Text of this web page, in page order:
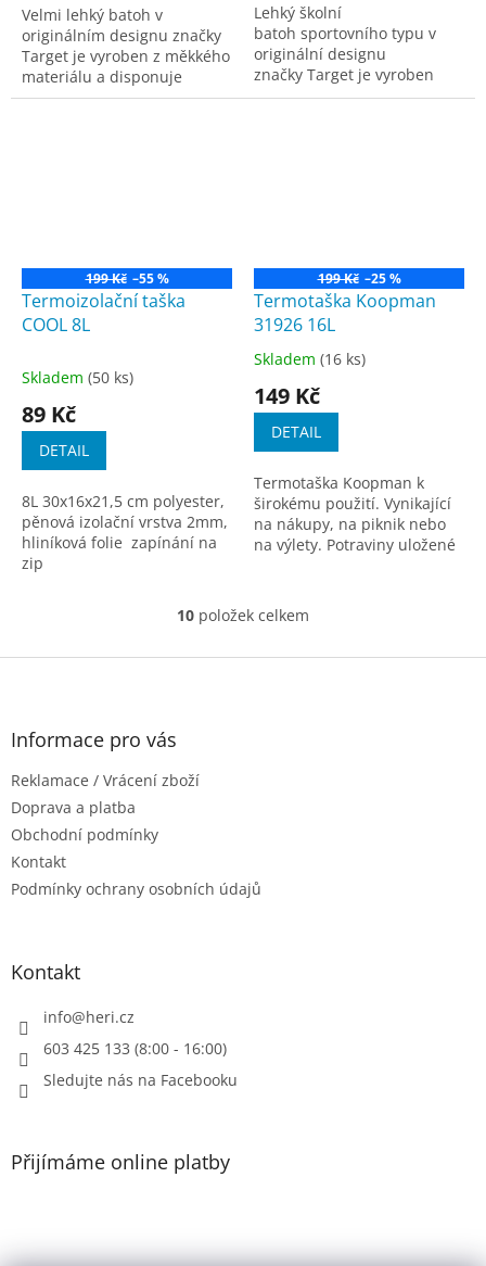
5
hvězdiček.
Velmi lehký batoh v
originálním designu značky
Target je vyroben z měkkého
materiálu a disponuje
prostornou komorou a
5
hvězdiček.
Lehký školní
batoh sportovního typu v
originální designu
značky Target je vyroben
z měkkého materiálu a
199 Kč –55 %
Termoizolační taška
COOL 8L
Skladem (50 ks)
89 Kč
DETAIL
8L 30x16x21,5 cm polyester,
pěnová izolační vrstva 2mm,
hliníková folie zapínání na
zip
199 Kč –25 %
Termotaška Koopman
31926 16L
Průměrné
produktu
4,2
5
hvězdiček.
Skladem (16 ks)
149 Kč
DETAIL
Termotaška Koopman k
širokému použití. Vynikající
na nákupy, na piknik nebo
na výlety. Potraviny uložené
vybavena...
O
l
v
10 položek celkem
Z
Informace pro vás
Reklamace / Vrácení zboží
Doprava a platba
Obchodní podmínky
Kontakt
Podmínky ochrany osobních údajů
Kontakt
info@heri.cz
603 425 133 (8:00 - 16:00)
Sledujte nás na Facebooku
Přijímáme online platby